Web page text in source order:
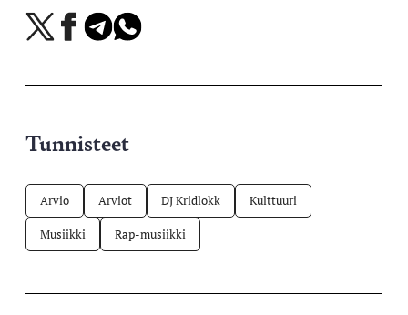
Jaa
X-
Jaa
Facebookissa
Jaa
Telegramissa
Jaa
WhatsAppissa
Tunnisteet
Arvio Arviot DJ Kridlokk Kulttuuri
Musiikki Rap-musiikki